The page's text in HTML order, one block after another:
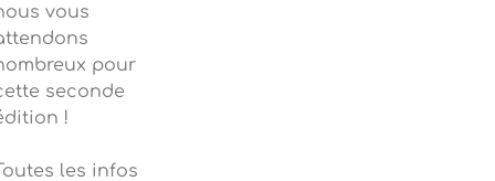
vous
pour
seconde
!
les infos